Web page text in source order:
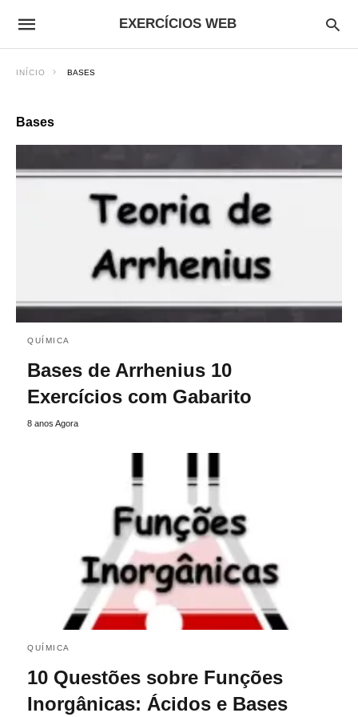
EXERCÍCIOS WEB
INÍCIO BASES
Bases
QUÍMICA
Bases de Arrhenius 10
Exercícios com Gabarito
8 anos Agora
QUÍMICA
10 Questões sobre Funções
Inorgânicas: Ácidos e Bases